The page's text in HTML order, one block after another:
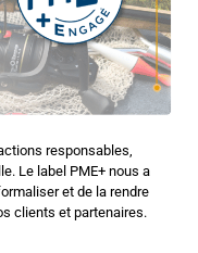
responsables,
Le label PME+ nous a
et de la rendre
clients et partenaires.